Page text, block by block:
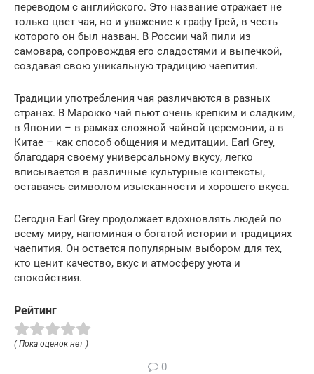
переводом с английского. Это название отражает не
только цвет чая, но и уважение к графу Грей, в честь
которого он был назван. В России чай пили из
самовара, сопровождая его сладостями и выпечкой,
создавая свою уникальную традицию чаепития.
Традиции употребления чая различаются в разных
странах. В Марокко чай пьют очень крепким и сладким,
в Японии – в рамках сложной чайной церемонии, а в
Китае – как способ общения и медитации. Earl Grey,
благодаря своему универсальному вкусу, легко
вписывается в различные культурные контексты,
оставаясь символом изысканности и хорошего вкуса.
Сегодня Earl Grey продолжает вдохновлять людей по
всему миру, напоминая о богатой истории и традициях
чаепития. Он остается популярным выбором для тех,
кто ценит качество, вкус и атмосферу уюта и
спокойствия.
Рейтинг
( Пока оценок нет )
0